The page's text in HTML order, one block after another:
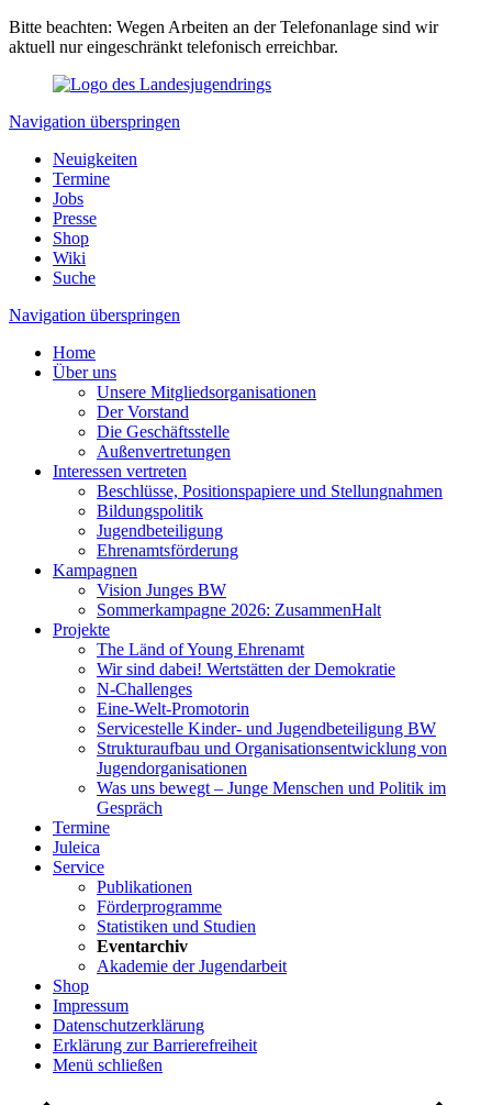
Bitte beachten: Wegen Arbeiten an der Telefonanlage sind wir
aktuell nur eingeschränkt telefonisch erreichbar.
Navigation überspringen
Neuigkeiten
Termine
Jobs
Presse
Shop
Wiki
Suche
Navigation überspringen
Home
Über uns
Unsere Mitgliedsorganisationen
Der Vorstand
Die Geschäftsstelle
Außenvertretungen
Interessen vertreten
Beschlüsse, Positionspapiere und Stellungnahmen
Bildungspolitik
Jugendbeteiligung
Ehrenamtsförderung
Kampagnen
Vision Junges BW
Sommerkampagne 2026: ZusammenHalt
Projekte
The Länd of Young Ehrenamt
Wir sind dabei! Wertstätten der Demokratie
N-Challenges
Eine-Welt-Promotorin
Servicestelle Kinder- und Jugendbeteiligung BW
Strukturaufbau und Organisationsentwicklung von
Jugendorganisationen
Was uns bewegt – Junge Menschen und Politik im
Gespräch
Termine
Juleica
Service
Publikationen
Förderprogramme
Statistiken und Studien
Eventarchiv
Akademie der Jugendarbeit
Shop
Impressum
Datenschutzerklärung
Erklärung zur Barrierefreiheit
Menü schließen